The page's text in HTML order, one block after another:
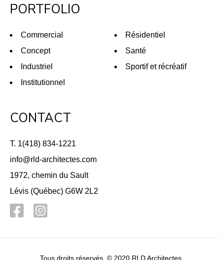
PORTFOLIO
Commercial
Concept
Industriel
Institutionnel
Résidentiel
Santé
Sportif et récréatif
CONTACT
T. 1(418) 834-1221
info@rld-architectes.com
1972, chemin du Sault
Lévis (Québec) G6W 2L2
Tous droits réservés. © 2020 RLD Architectes